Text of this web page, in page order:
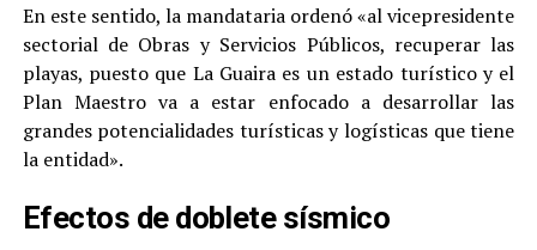
En este sentido, la mandataria ordenó «al vicepresidente
sectorial de Obras y Servicios Públicos, recuperar las
playas, puesto que La Guaira es un estado turístico y el
Plan Maestro va a estar enfocado a desarrollar las
grandes potencialidades turísticas y logísticas que tiene
la entidad».
Efectos de doblete sísmico